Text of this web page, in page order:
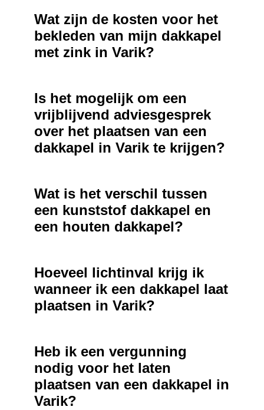
Wat zijn de kosten voor het
bekleden van mijn dakkapel
met zink in Varik?
Is het mogelijk om een
vrijblijvend adviesgesprek
over het plaatsen van een
dakkapel in Varik te krijgen?
Wat is het verschil tussen
een kunststof dakkapel en
een houten dakkapel?
Hoeveel lichtinval krijg ik
wanneer ik een dakkapel laat
plaatsen in Varik?
Heb ik een vergunning
nodig voor het laten
plaatsen van een dakkapel in
Varik?